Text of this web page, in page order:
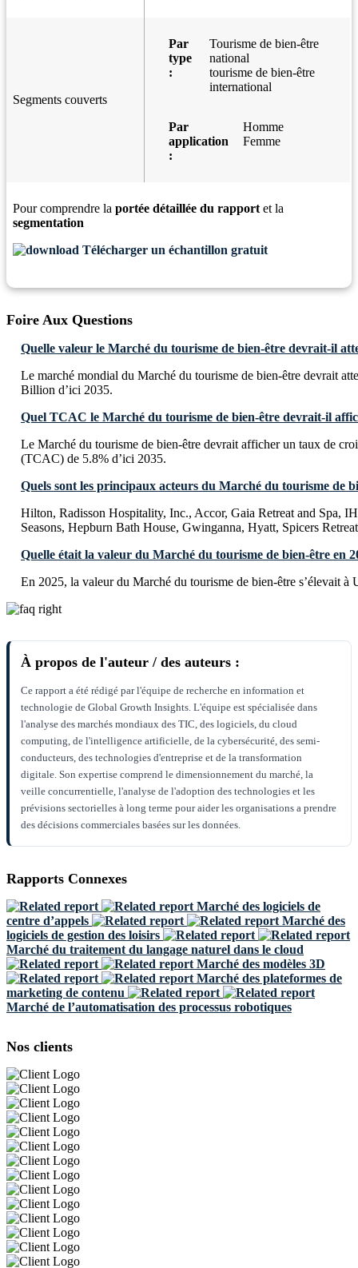
Segments couverts
Par
type
:
Tourisme de bien-être
national
tourisme de bien-être
international
Par
application
:
Homme
Femme
Pour comprendre la portée détaillée du rapport et la
segmentation
Télécharger un échantillon gratuit
Foire Aux Questions
Quelle valeur le Marché du tourisme de bien-être devrait-il
Le marché mondial du Marché du tourisme de bien-être devrait
Billion d’ici 2035.
Quel TCAC le Marché du tourisme de bien-être devrait-il
Le Marché du tourisme de bien-être devrait afficher un taux de
(TCAC) de 5.8% d’ici 2035.
Quels sont les principaux acteurs du Marché du tourisme de
Hilton, Radisson Hospitality, Inc., Accor, Gaia Retreat and Spa,
Seasons, Hepburn Bath House, Gwinganna, Hyatt, Spicers
Quelle était la valeur du Marché du tourisme de bien-être en
En 2025, la valeur du Marché du tourisme de bien-être s’élevait
À propos de l'auteur / des auteurs :
Ce rapport a été rédigé par l'équipe de recherche en information et
technologie de Global Growth Insights. L'équipe est spécialisée dans
l'analyse des marchés mondiaux des TIC, des logiciels, du cloud
computing, de l'intelligence artificielle, de la cybersécurité, des semi-
conducteurs, des technologies d'entreprise et de la transformation
digitale. Son expertise comprend le dimensionnement du marché, la
veille concurrentielle, l'analyse de l'adoption des technologies et les
prévisions sectorielles à long terme pour aider les organisations a prendre
des décisions commerciales basées sur les données.
Rapports Connexes
Marché des logiciels de
centre d’appels
Marché des
logiciels de gestion des loisirs
Marché du traitement du langage naturel dans le cloud
Marché des modèles 3D
Marché des plateformes de
marketing de contenu
Marché de l’automatisation des processus robotiques
Nos clients